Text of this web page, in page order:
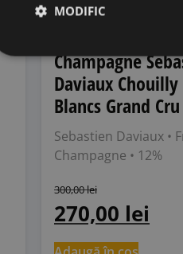
Champagne
Daviaux
Blancs Grand
Sebastien Daviaux •
Champagne • 12%
300,00lei
270,00 lei
MODIFIC